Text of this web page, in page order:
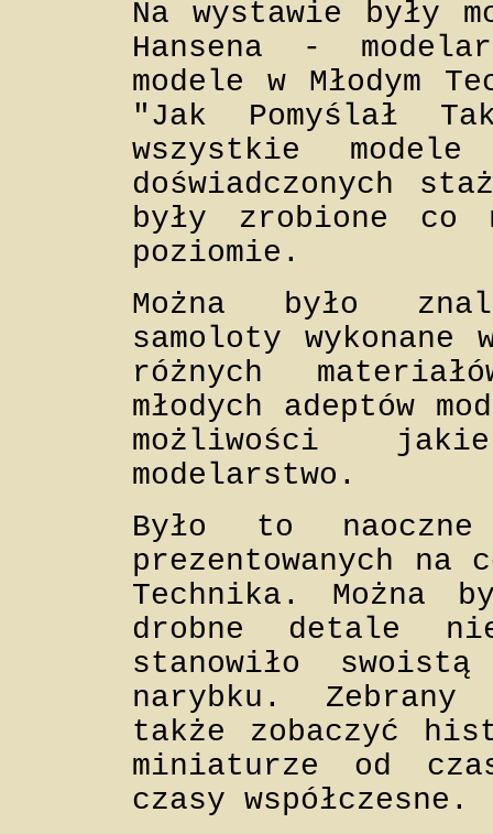
Na wystawie były
Hansena -
modele w Młodym
"Jak Pomyślał
wszystkie
doświadczonych
były zrobione co
poziomie.
Można było
samoloty
różnych
młodych adeptów
możliwości
modelarstwo.
Było to naoczne
prezentowanych na
Technika. Można
drobne detale
stanowiło
narybku.
także zobaczyć
miniaturze od
czasy współczesne.